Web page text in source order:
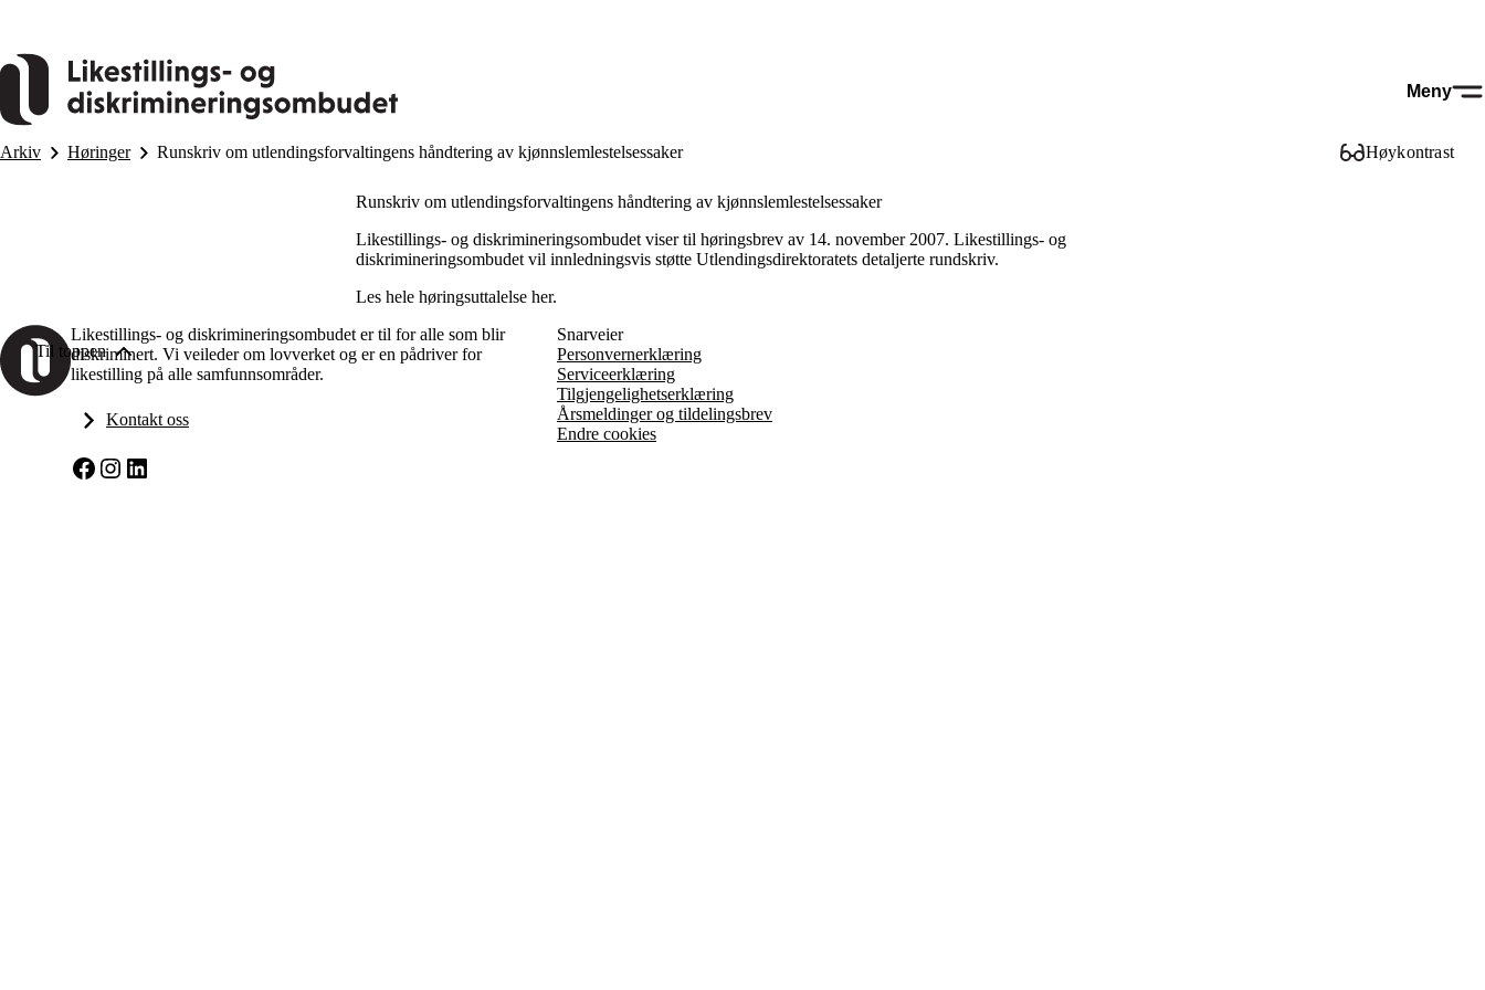
Meny
Arkiv Høringer Runskriv om utlendingsforvaltingens håndtering av kjønnslemlestelsessaker Høykontrast
Runskriv om utlendingsforvaltingens håndtering av kjønnslemlestelsessaker
Likestillings- og diskrimineringsombudet viser til høringsbrev av 14. november 2007. Likestillings- og
diskrimineringsombudet vil innledningsvis støtte Utlendingsdirektoratets detaljerte rundskriv.
Les hele høringsuttalelse her.
Til toppen
Likestillings- og diskrimineringsombudet er til for alle som blir
diskriminert. Vi veileder om lovverket og er en pådriver for
likestilling på alle samfunnsområder.
Kontakt oss
Facebook
Instagram
LinkedIn
Snarveier
Personvernerklæring
Serviceerklæring
Tilgjengelighetserklæring
Årsmeldinger og tildelingsbrev
Endre cookies